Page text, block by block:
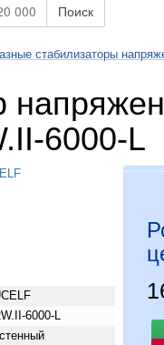
Поиск
стабилизаторы
6000-L
6000-L